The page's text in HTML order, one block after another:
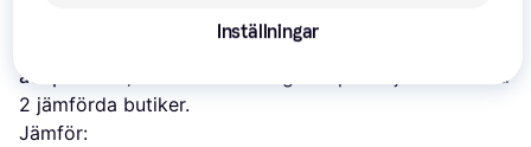
Samsung Pro Plus 2021 microSDXC
Class 10 UHS-I U3 V30 A2 160/120MB/s 128GB +SD
adapter
2 jämförda butiker.
Jämför:
Inställningar